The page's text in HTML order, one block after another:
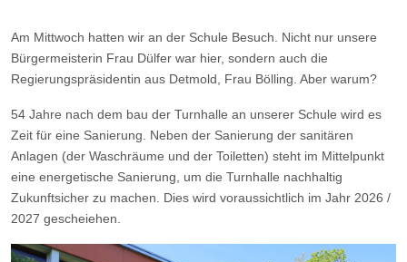
Am Mittwoch hatten wir an der Schule Besuch. Nicht nur unsere
Bürgermeisterin Frau Dülfer war hier, sondern auch die
Regierungspräsidentin aus Detmold, Frau Bölling. Aber warum?
54 Jahre nach dem bau der Turnhalle an unserer Schule wird es
Zeit für eine Sanierung. Neben der Sanierung der sanitären
Anlagen (der Waschräume und der Toiletten) steht im Mittelpunkt
eine energetische Sanierung, um die Turnhalle nachhaltig
Zukunftsicher zu machen. Dies wird voraussichtlich im Jahr 2026 /
2027 gescheiehen.